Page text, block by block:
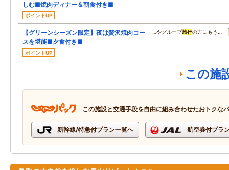
しむ■焼肉ディナー＆朝食付き■
ポイントUP
【グリーンシーズン限定】夜は贅沢焼肉コー
スを堪能■夕食付き■
ポイントUP
…やグループ旅行の方にもう…
この施
この施設と交通手段を自由に組み合わせたおトクな
新幹線/特急付プラン一覧へ 航空券付プラ